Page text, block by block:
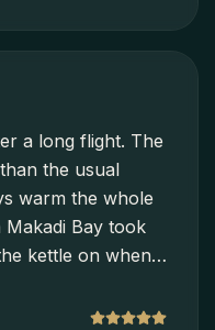
a long flight. The
the usual
warm the whole
Bay took
kettle on when